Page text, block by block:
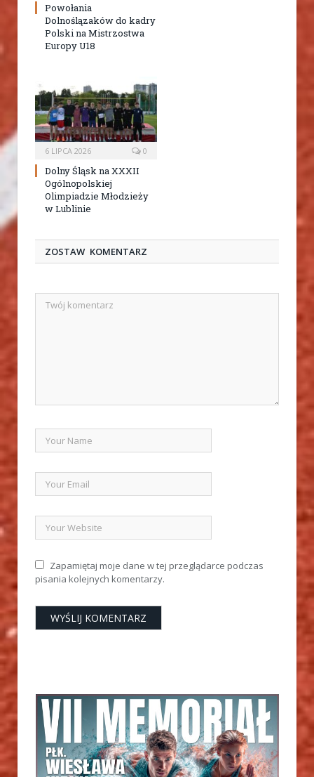
Powołania
Dolnoślązaków do kadry
Polski na Mistrzostwa
Europy U18
6 LIPCA 2026 0
Dolny Śląsk na XXXII
Ogólnopolskiej
Olimpiadzie Młodzieży
w Lublinie
ZOSTAW KOMENTARZ
Zapamiętaj moje dane w tej przeglądarce podczas
pisania kolejnych komentarzy.